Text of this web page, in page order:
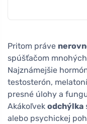
Pritom práve
spúšťačom
Najznámejšie
testosterón,
presné úlohy a
Akákoľvek odchýlka
alebo psychickej